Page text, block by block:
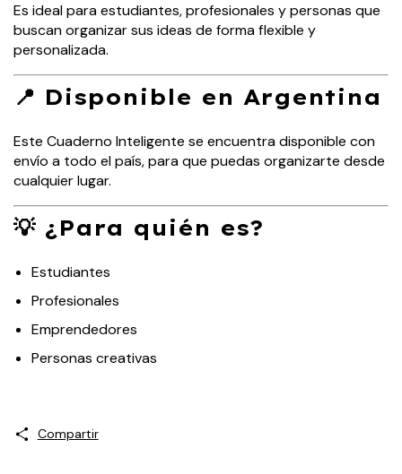
Es ideal para estudiantes, profesionales y personas que
buscan organizar sus ideas de forma flexible y
personalizada.
📍 Disponible en Argentina
Este Cuaderno Inteligente se encuentra disponible con
envío a todo el país, para que puedas organizarte desde
cualquier lugar.
💡 ¿Para quién es?
Estudiantes
Profesionales
Emprendedores
Personas creativas
Compartir